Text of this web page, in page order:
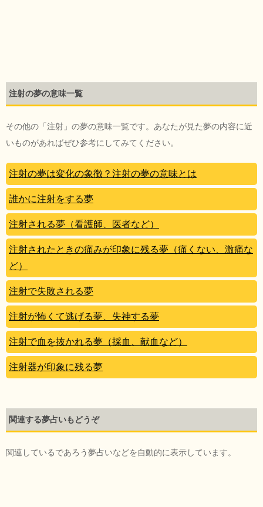
注射の夢の意味一覧
その他の「注射」の夢の意味一覧です。あなたが見た夢の内容に近
いものがあればぜひ参考にしてみてください。
注射の夢は変化の象徴？注射の夢の意味とは
誰かに注射をする夢
注射される夢（看護師、医者など）
注射されたときの痛みが印象に残る夢（痛くない、激痛な
ど）
注射で失敗される夢
注射が怖くて逃げる夢、失神する夢
注射で血を抜かれる夢（採血、献血など）
注射器が印象に残る夢
関連する夢占いもどうぞ
関連しているであろう夢占いなどを自動的に表示しています。